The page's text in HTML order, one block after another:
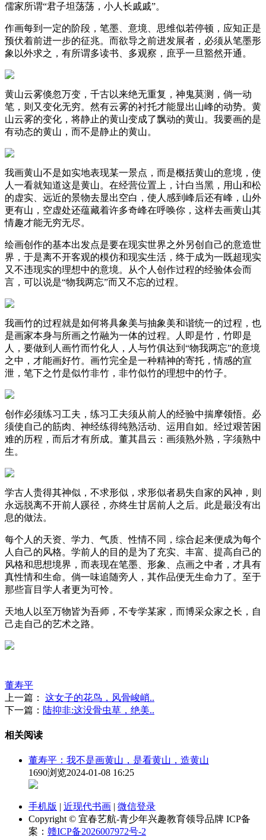
儒家所谓“君子坦荡荡，小人长戚戚”。
作画每到一定的阶段，笔墨、意境、思维似若停顿，应知正是
预伏着前进一步的征兆。而欲导之前进发展者，必须从笔墨形
象以外求之，有所谓多读书、多观察，庶乎一旦豁然开通。
黄山云雾倏忽万变，千古以来绝无重复，神鬼莫测，倘一动
笔，则又变化无穷。然有云雾的衬托才能显出山峰的动势。黄
山云雾的变化，将静止的黄山变成了飘动的黄山。我要画的是
有动态的黄山，而不是静止的黄山。
我画黄山不是如实地表现某一景点，而是概括黄山的意境，使
人一看就知道这是黄山。在经营位置上，计白当黑，用山和松
的虚实、远近的景物去显出空白，使人感到峰后还有峰，山外
更有山，空虚处还蕴藏着许多奇峰在呼唤你，这样去画黄山其
情趣才能无穷无尽。
绘画创作的基本出发点是要在现实世界之外另创自己的意造世
界，于是离不开客观的模仿和现实生活，终于成为一既超现实
又不违现实的理想中的意境。从个人创作过程的经验体会而
言，可以说是“物我两忘”而又不忘的过程。
我画竹的过程就是如何将具象美与抽象美和谐统一的过程，也
是画家本身与所画之竹融为一体的过程。人即是竹，竹即是
人，要做到人画竹而竹化人，人与竹俱达到“物我两忘”的意境
之中，才能画好竹。画竹完全是一种精神的寄托，情感的宣
泄，笔下之竹是似竹非竹，非竹似竹的理想中的竹子。
创作必须练习工夫，练习工夫须从前人的经验中揣摩领悟。必
须使自己的筋肉、神经练得纯熟活动、运用自如。经过艰苦困
难的历程，而后才有所成。董其昌云：画须熟外熟，字须熟中
生。
学古人贵得其神似，不求形似，求形似者易失自家的风神，则
永远脱离不开前人蹊径，亦终生甘居前人之后。此是最没有出
息的做法。
每个人的天资、学力、气质、性情不同，综合起来便成为每个
人自己的风格。学前人的目的是为了充实、丰富、提高自己的
风格和思想境界，而表现在笔墨、形象、点画之中者，才具有
真性情和生命。倘一味追随旁人，其作品便无生命力了。至于
那些盲目学人者更为可怜。
天地人以至万物皆为吾师，不专学某家，而博采众家之长，自
己走自己的艺术之路。
董寿平
上一篇：
这女子的花鸟，风骨峻峭..
下一篇： 陆抑非:这没骨虫草，绝美..
相关阅读
董寿平：我不是画黄山，是看黄山，造黄山
1690浏览2024-01-08 16:25
手机版 | 近现代书画 | 微信登录
Copyright © 宜春艺航-青少年兴趣教育领导品牌 ICP备
案： 赣ICP备2026007972号-2